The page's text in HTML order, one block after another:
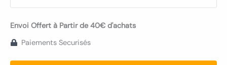
Envoi Offert à Partir de 40€ d'achats
Paiements Securisés